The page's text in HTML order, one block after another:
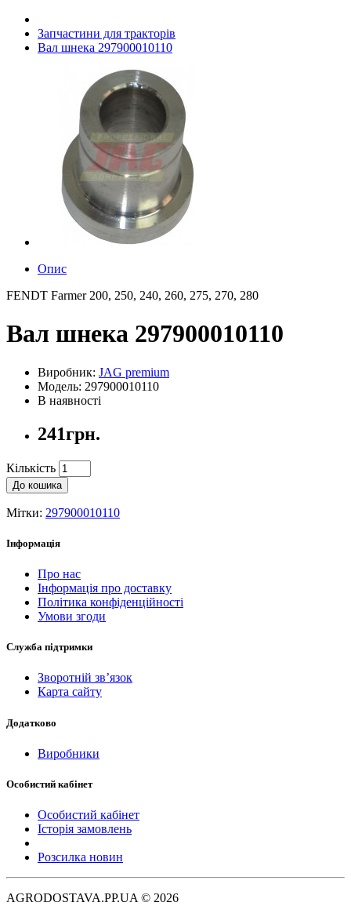
Запчастини для тракторів
Вал шнека 297900010110
Опис
FENDT Farmer 200, 250, 240, 260, 275, 270, 280
Вал шнека 297900010110
Виробник: JAG premium
Модель: 297900010110
В наявності
241грн.
Кількість
До кошика
Мітки: 297900010110
Інформація
Про нас
Інформація про доставку
Політика конфіденційності
Умови згоди
Служба підтримки
Зворотній зв’язок
Карта сайту
Додатково
Виробники
Особистий кабінет
Особистий кабінет
Історія замовлень
Розсилка новин
AGRODOSTAVA.PP.UA © 2026